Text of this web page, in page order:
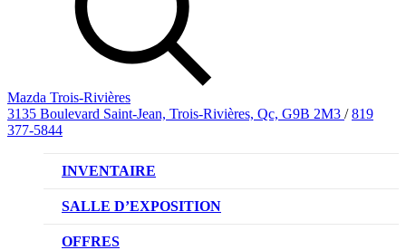
Mazda Trois-Rivières
3135 Boulevard Saint-Jean, Trois-Rivières, Qc, G9B 2M3 / 819
377-5844
INVENTAIRE
VÉHICULES NEUFS
VÉHICULES D’OCCASION
SALLE D’EXPOSITION
OFFRES